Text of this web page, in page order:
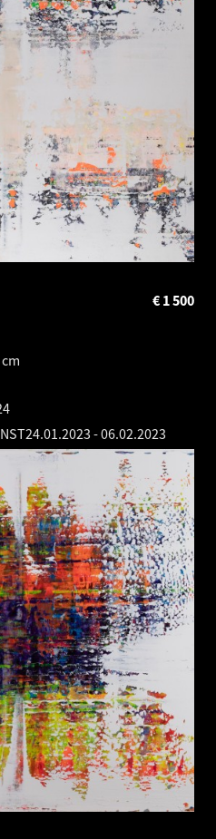
1 500
€
24.01.2023 -06.02.2023